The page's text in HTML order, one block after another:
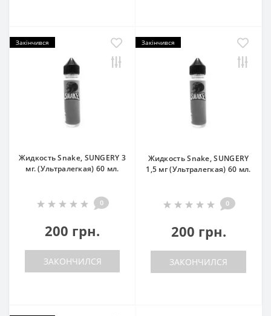
Закінчився
Жидкость Snake, SUNGERY 3
мг. (Ультралегкая) 60 мл.
0
200 грн.
ЗАКОНЧИЛСЯ
Закінчився
Жидкость Snake, SUNGERY
1,5 мг (Ультралегкая) 60 мл.
0
200 грн.
ЗАКОНЧИЛСЯ